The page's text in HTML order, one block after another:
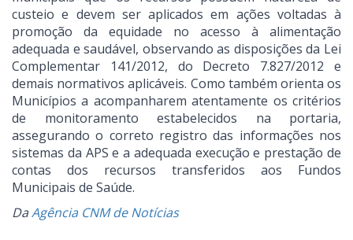
custeio e devem ser aplicados em ações voltadas à
promoção da equidade no acesso à alimentação
adequada e saudável, observando as disposições da Lei
Complementar 141/2012, do Decreto 7.827/2012 e
demais normativos aplicáveis. Como também orienta os
Municípios a acompanharem atentamente os critérios
de monitoramento estabelecidos na portaria,
assegurando o correto registro das informações nos
sistemas da APS e a adequada execução e prestação de
contas dos recursos transferidos aos Fundos
Municipais de Saúde.
DaAgência CNM de Notícias